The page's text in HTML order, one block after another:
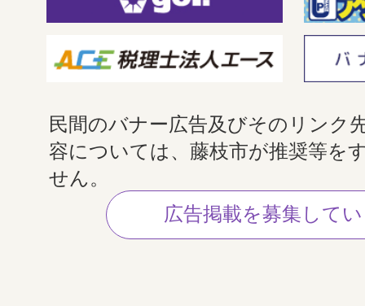
民間のバナー広告及びそのリンク
容については、藤枝市が推奨等を
せん。
広告掲載を募集して